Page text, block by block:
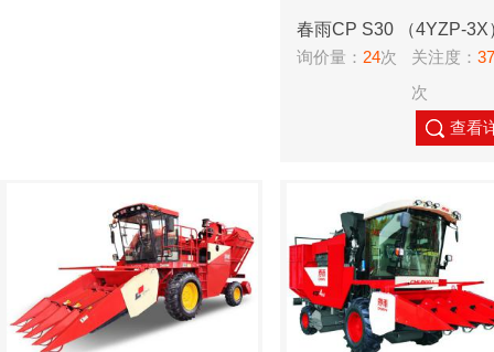
春雨CP S30 （4YZP-3X
米收获机
询价量： 24次 关注度：
次
查看